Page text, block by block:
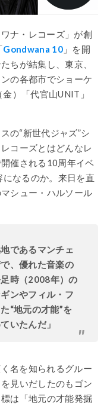
ナ・レコーズ」が創
Gondwana 10」を開
ちが結集し、東京、
の各都市でショーケ
）「代官山UNIT」
の“新世代ジャズ”シ
コーズとはどんなレ
催される10周年イベ
なるのか。来日を直
シュー・ハルソール
であるマンチェ
、優れた音楽の
時（2008年）の
ンやフィル・フ
“地元の才能”を
いたんだ」
名を知られるグルー
見いだしたのもゴン
は「地元の才能発掘